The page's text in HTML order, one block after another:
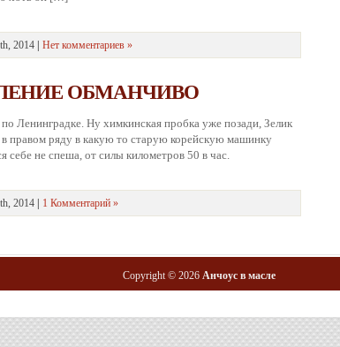
2014 Нет комментариев »
ОБМАНЧИВО
Ленинградке. Ну химкинская пробка уже позади, Зелик
правом ряду в какую то старую корейскую машинку
себе не спеша, от силы километров 50 в час.
2014 1 Комментарий »
Copyright © 2026 Анчоус в масле